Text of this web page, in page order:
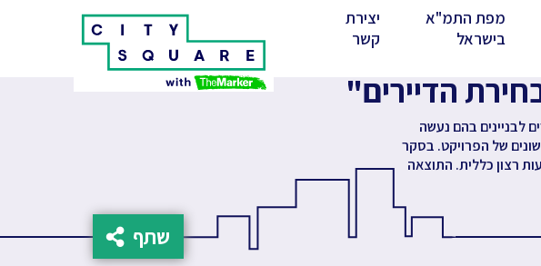
יצירת
קשר(current)
מפת התמ"א
בישראל
הדיירים"
לבניינים בהם נעשה
של הפרויקט. בסקר
רצון כללית. התוצאה
שתף